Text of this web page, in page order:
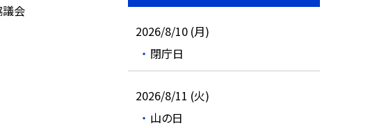
議会
2026/8/10 (月)
閉庁日
2026/8/11 (火)
山の日